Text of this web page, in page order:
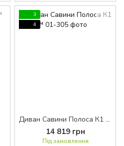
3
4
Диван Савини Полоса К1 BASE™
14 819 грн
Під замовлення